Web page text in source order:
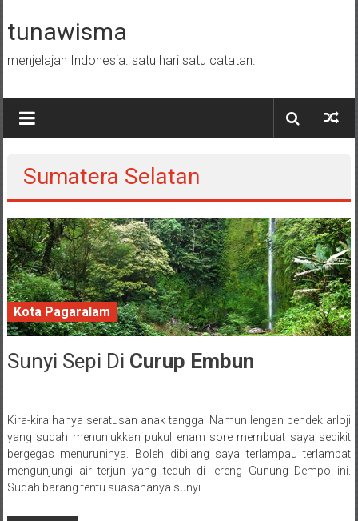
tunawisma
menjelajah Indonesia. satu hari satu catatan.
Sumatera Selatan
Kota Pagaralam
17 February 2018
Sunyi Sepi Di Curup Embun
Posted By: wirawan
Kira-kira hanya seratusan anak tangga. Namun lengan pendek arloji
yang sudah menunjukkan pukul enam sore membuat saya sedikit
bergegas menuruninya. Boleh dibilang saya terlampau terlambat
mengunjungi air terjun yang teduh di lereng Gunung Dempo ini.
Sudah barang tentu suasananya sunyi